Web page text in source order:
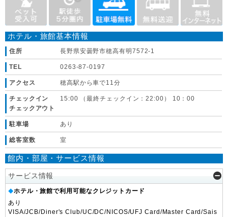
ホテル・旅館基本情報
住所 長野県安曇野市穂高有明7572-1
TEL 0263-87-0197
アクセス 穂高駅から車で11分
チェックイン
チェックアウト
15:00 （最終チェックイン：22:00） 10：00
駐車場 あり
総客室数 室
館内・部屋・サービス情報
サービス情報
◆ホテル・旅館で利用可能なクレジットカード
あり
VISA/JCB/Diner's Club/UC/DC/NICOS/UFJ Card/Master Card/Sais